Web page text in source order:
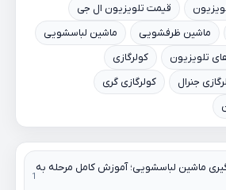
قیمت تلویزیون ال جی
ماشین ظرفشویی
ماشین لباسشویی
تلویزیون
کولرگازی
جنرال
کولرگازی گری
ماشین لباسشویی؛ آموزش کامل مرحله به